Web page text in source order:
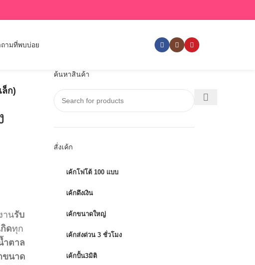
ถามที่พบบ่อย
ก)
านรับ
กิดทุก
ำตาล
ขนาด
ค้นหาสินค้า
สั่งเค้ก
เค้กโฟโต้ 100 แบบ
เค้กดึงเงิน
เค้กขนาดใหญ่
เค้กส่งด่วน 3 ชั่วโมง
เค้กปั้น3มิติ